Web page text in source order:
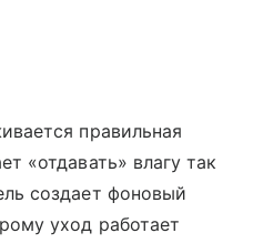
правильная
«отдавать» влагу так
создает фоновый
уход работает